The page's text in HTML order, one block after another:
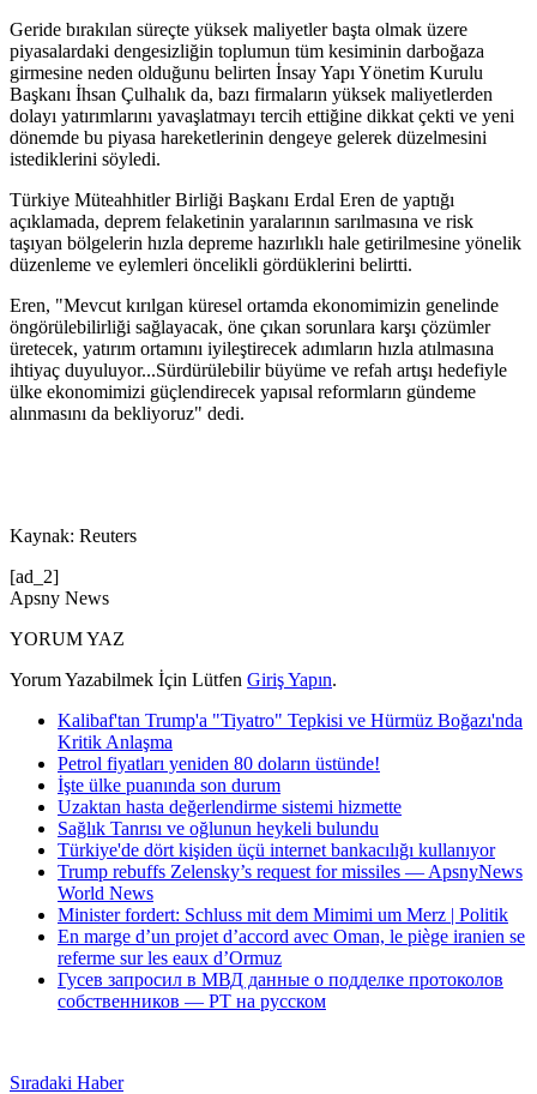
Geride bırakılan süreçte yüksek maliyetler başta olmak üzere
piyasalardaki dengesizliğin toplumun tüm kesiminin darboğaza
girmesine neden olduğunu belirten İnsay Yapı Yönetim Kurulu
Başkanı İhsan Çulhalık da, bazı firmaların yüksek maliyetlerden
dolayı yatırımlarını yavaşlatmayı tercih ettiğine dikkat çekti ve yeni
dönemde bu piyasa hareketlerinin dengeye gelerek düzelmesini
istediklerini söyledi.
Türkiye Müteahhitler Birliği Başkanı Erdal Eren de yaptığı
açıklamada, deprem felaketinin yaralarının sarılmasına ve risk
taşıyan bölgelerin hızla depreme hazırlıklı hale getirilmesine yönelik
düzenleme ve eylemleri öncelikli gördüklerini belirtti.
Eren, "Mevcut kırılgan küresel ortamda ekonomimizin genelinde
öngörülebilirliği sağlayacak, öne çıkan sorunlara karşı çözümler
üretecek, yatırım ortamını iyileştirecek adımların hızla atılmasına
ihtiyaç duyuluyor...Sürdürülebilir büyüme ve refah artışı hedefiyle
ülke ekonomimizi güçlendirecek yapısal reformların gündeme
alınmasını da bekliyoruz" dedi.
Kaynak: Reuters
[ad_2]
Apsny News
YORUM YAZ
Yorum Yazabilmek İçin Lütfen Giriş Yapın.
Kalibaf'tan Trump'a "Tiyatro" Tepkisi ve Hürmüz Boğazı'nda
Kritik Anlaşma
Petrol fiyatları yeniden 80 doların üstünde!
İşte ülke puanında son durum
Uzaktan hasta değerlendirme sistemi hizmette
Sağlık Tanrısı ve oğlunun heykeli bulundu
Türkiye'de dört kişiden üçü internet bankacılığı kullanıyor
Trump rebuffs Zelensky’s request for missiles — ApsnyNews
World News
Minister fordert: Schluss mit dem Mimimi um Merz | Politik
En marge d’un projet d’accord avec Oman, le piège iranien se
referme sur les eaux d’Ormuz
Гусев запросил в МВД данные о подделке протоколов
собственников — РТ на русском
Sıradaki Haber